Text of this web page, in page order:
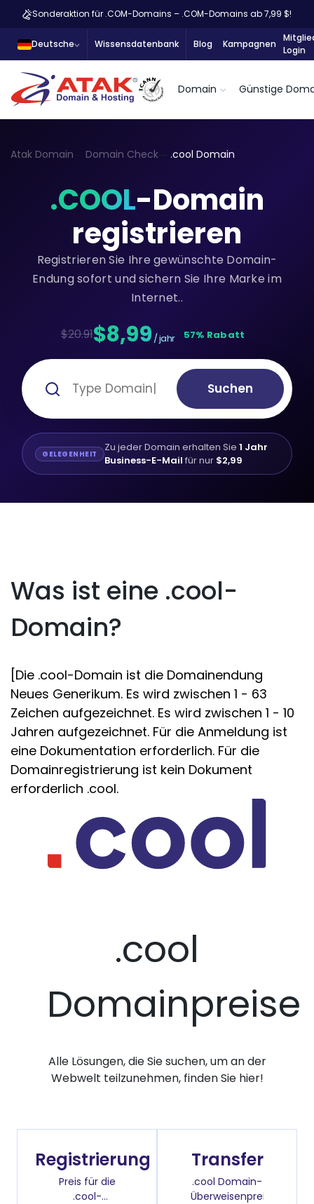
Sonderaktion für .COM-Domains – .COM-Domains ab 7,99 $!
Deutsche Wissensdatenbank Blog Kampagnen
Login
Domain Günstige
Atak Domain Domain Check .cool Domain
.COOL-Domain
registrieren
Registrieren Sie Ihre gewünschte Domain-
Endung sofort und sichern Sie Ihre Marke im
Internet..
$20.91$8,99 / jahr 57% Rabatt
Suchen
GELEGENHEIT Zu jeder Domain erhalten Sie 1 Jahr
Business-E-Mail für nur $2,99
Was ist eine .cool-
Domain?
[Die .cool-Domain ist die Domainendung
Neues Generikum. Es wird zwischen 1 - 63
Zeichen aufgezeichnet. Es wird zwischen 1 - 10
Jahren aufgezeichnet. Für die Anmeldung ist
eine Dokumentation erforderlich. Für die
Domainregistrierung ist kein Dokument
erforderlich .cool.
.cool
Domainpreise
Alle Lösungen, die Sie suchen, um an der
Webwelt teilzunehmen, finden Sie hier!
Registrierung
Preis für die
.cool-
Transfer
.cool Domain-
Überweisenpreis